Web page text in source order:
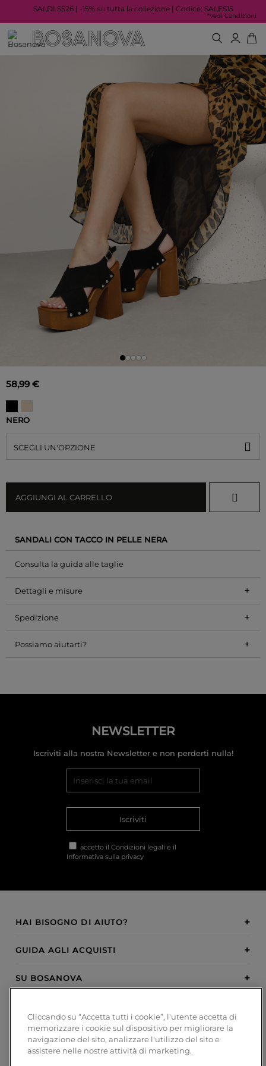
SALDI SS26 | -15% su tutta la collezione | Codice: SALES15
*Vedi Condizioni
58,99 €
NERO
SCEGLI UN'OPZIONE
AGGIUNGI AL CARRELLO
SANDALI CON TACCO IN PELLE NERA
Consulta la guida alle taglie
Dettagli e misure +
Spedizione +
Possiamo aiutarti? +
NEWSLETTER
Iscriviti alla nostra Newsletter e non perderti nulla!
Iscriviti
accetto il Condizioni legali e il
Informativa sulla privacy
HAI BISOGNO DI AIUTO?
GUIDA AGLI ACQUISTI
SU BOSANOVA
METODI DI PAGAMENTO
Cliccando su “Accetta tutti i cookie”, l'utente accetta di
memorizzare i cookie sul dispositivo per migliorare la
navigazione del sito, analizzare l'utilizzo del sito e
assistere nelle nostre attività di marketing.